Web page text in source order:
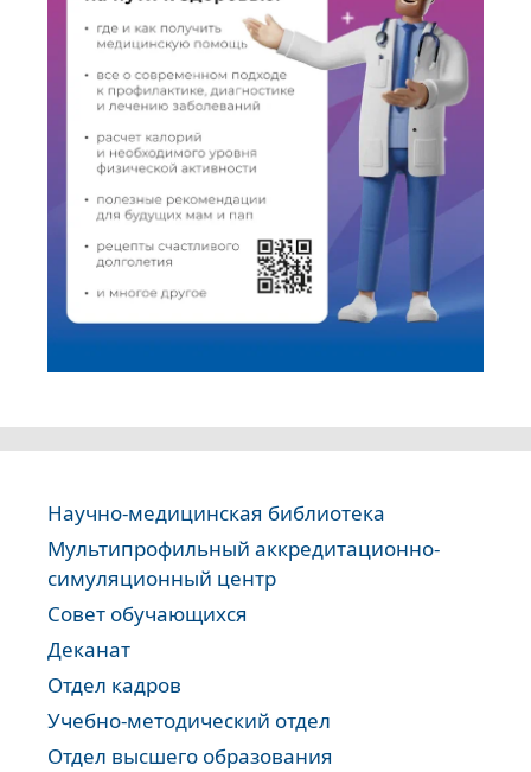
Научно-медицинская библиотека
Мультипрофильный аккредитационно-
симуляционный центр
Совет обучающихся
Деканат
Отдел кадров
Учебно-методический отдел
Отдел высшего образования